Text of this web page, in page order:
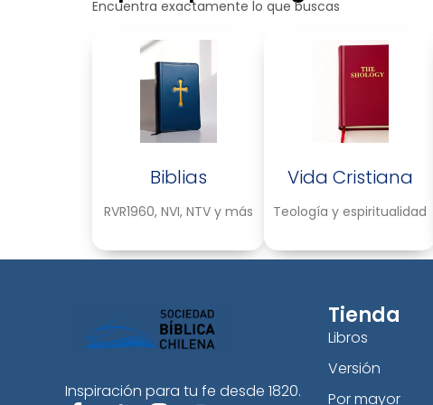
Encuentra exactamente lo que buscas
Biblias
RVR1960, NVI, NTV y más
Vida Cristiana
Teología y espiritualidad
Inspiración para tu fe desde 1820.
Tienda
Libros
Versión
Por mayor